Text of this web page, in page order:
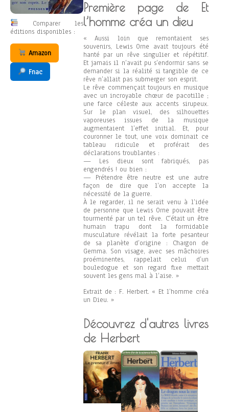
Comparer les
éditions disponibles :
Amazon
Fnac
Première page de Et
l’homme créa un dieu
« Aussi loin que remontaient ses
souvenirs, Lewis Orne avait toujours été
hanté par un rêve singulier et répétitif.
Et jamais il n’avait pu s’endormir sans se
demander si la réalité si tangible de ce
rêve n’allait pas submerger son esprit.
Le rêve commençait toujours en musique
avec un incroyable chœur de pacotille ;
une farce céleste aux accents sirupeux.
Sur le plan visuel, des silhouettes
vaporeuses issues de la musique
augmentaient l’effet initial. Et, pour
couronner le tout, une voix dominait ce
tableau ridicule et proférait des
déclarations troublantes :
— Les dieux sont fabriqués, pas
engendrés ! ou bien :
— Prétendre être neutre est une autre
façon de dire que l’on accepte la
nécessité de la guerre.
À le regarder, il ne serait venu à l’idée
de personne que Lewis Orne pouvait être
tourmenté par un tel rêve. C’était un être
humain trapu dont la formidable
musculature révélait la forte pesanteur
de sa planète d’origine : Chargon de
Gemma. Son visage, avec ses mâchoires
proéminentes, rappelait celui d’un
bouledogue et son regard fixe mettait
souvent les gens mal à l’aise. »
Extrait de : F. Herbert. « Et l’homme créa
un Dieu. »
Découvrez d'autres livres
de Herbert